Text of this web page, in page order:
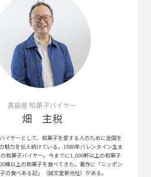
髙島屋 和菓子バイヤー
畑 主税
イヤーとして、和菓子を愛する人のために全国を
魅力を伝え続けている。1980年バレンタイン生ま
和菓子バイヤー。今までに1,000軒以上の和菓子
種以上の和菓子を食べてきた。著作に「ニッポン
の食べある記」（誠文堂新光社）がある。